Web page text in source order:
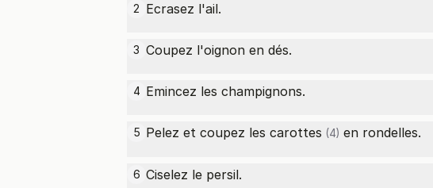
2 Ecrasez l'ail.
3 Coupez l'oignon en dés.
4 Emincez les champignons.
5 Pelez et coupez les carottes (4) en rondelles.
6 Ciselez le persil.